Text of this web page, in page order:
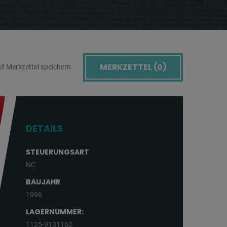
Merkzettel speichern MERKZETTEL (0)
DETAILS
STEUERUNGSART
NC
BAUJAHR
1996
LAGERNUMMER:
1125-9131162